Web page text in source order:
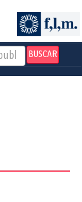
BUSCAR